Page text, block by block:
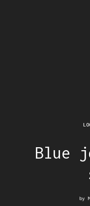
Blue
by